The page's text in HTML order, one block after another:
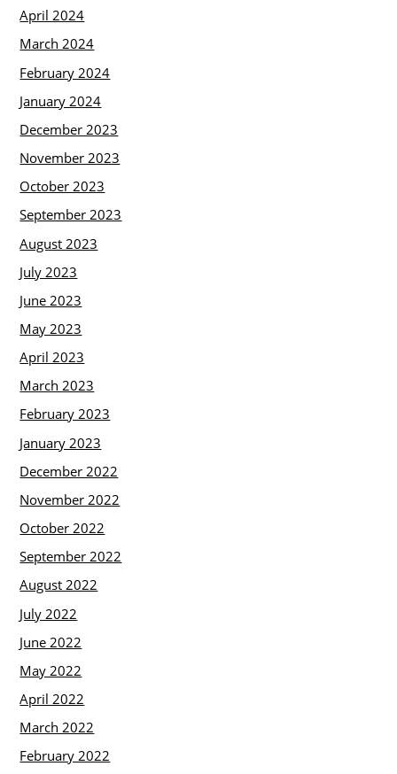
April 2024
March 2024
February 2024
January 2024
December 2023
November 2023
October 2023
September 2023
August 2023
July 2023
June 2023
May 2023
April 2023
March 2023
February 2023
January 2023
December 2022
November 2022
October 2022
September 2022
August 2022
July 2022
June 2022
May 2022
April 2022
March 2022
February 2022